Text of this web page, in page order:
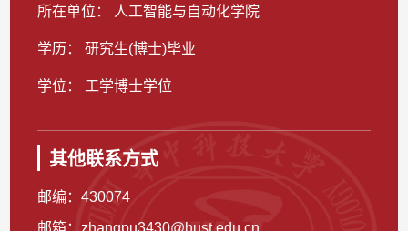
所在单位： 人工智能与自动化学院
学历： 研究生(博士)毕业
学位： 工学博士学位
其他联系方式
邮编：430074